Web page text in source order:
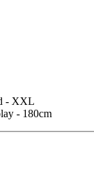
- XXL
- 180cm